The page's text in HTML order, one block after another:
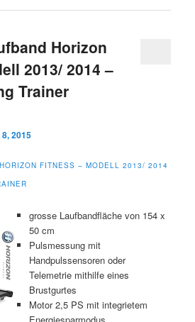
Horizon
2013/ 2014 –
Trainer
2015
FITNESS – MODELL 2013/ 2014
grosse Laufbandfläche von 154 x
50 cm
Pulsmessung mit
Handpulssensoren oder
Telemetrie mithilfe eines
Brustgurtes
Motor 2,5 PS mit integrietem